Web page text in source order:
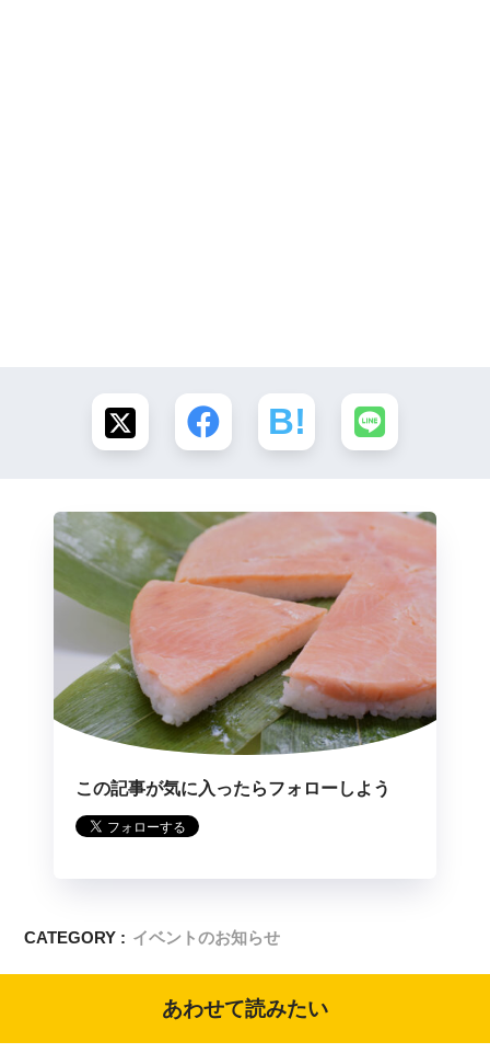
この記事が気に入ったらフォローしよう
CATEGORY : イベントのお知らせ
あわせて読みたい